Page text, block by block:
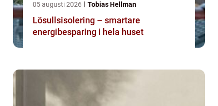
05 augusti 2026 Tobias Hellman
Lösullsisolering – smartare
energibesparing i hela huset